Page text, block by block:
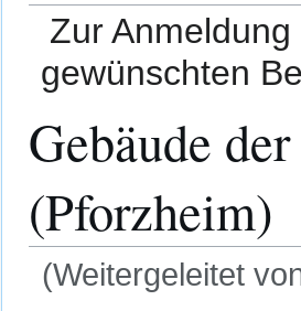
Zur
gewünschten
Gebäude
(Pforzheim)
(Weitergeleitet